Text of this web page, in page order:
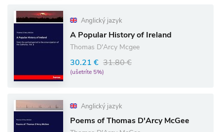
Anglický jazyk
A Popular History of Ireland
Thomas D'Arcy Mcgee
30.21 € 31.80 €
(ušetríte 5%)
Anglický jazyk
Poems of Thomas D'Arcy McGee